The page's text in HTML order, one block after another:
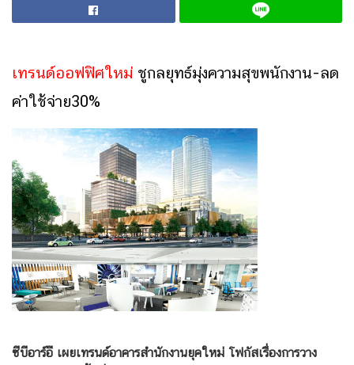
เทรนด์ออฟฟิศใหม่ ชูกลยุทธ์มุ่งความสุขพนักงาน-ลด
ค่าใช้จ่าย30%
ซีบีอาร์อี เผยเทรนด์อาคารสำนักงานยุคใหม่ โฟกัสเรื่องการวาง